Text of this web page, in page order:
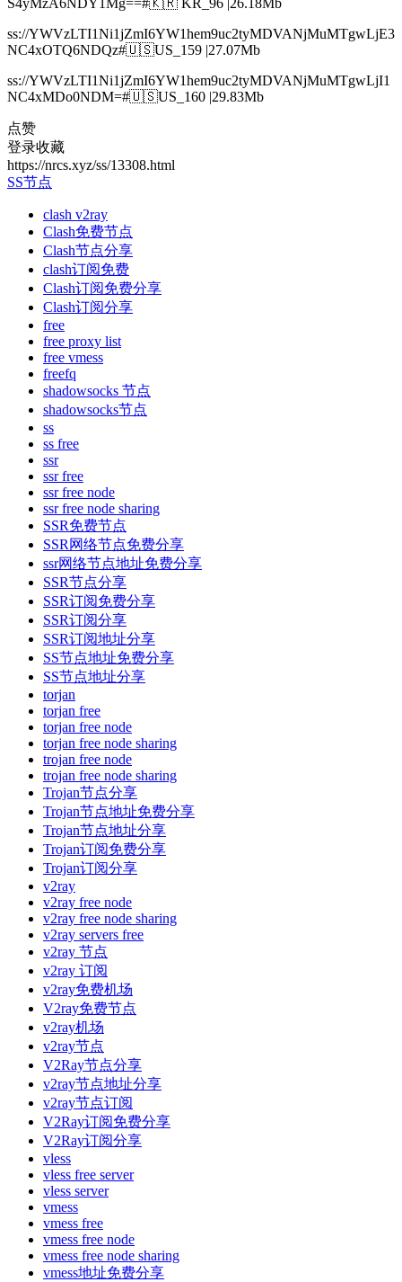
S4yMzA6NDY1Mg==#🇰🇷 KR_96 |26.18Mb
ss://YWVzLTI1Ni1jZmI6YW1hem9uc2tyMDVANjMuMTgwLjE3
NC4xOTQ6NDQz#🇺🇸US_159 |27.07Mb
ss://YWVzLTI1Ni1jZmI6YW1hem9uc2tyMDVANjMuMTgwLjI1
NC4xMDo0NDM=#🇺🇸US_160 |29.83Mb
点赞
登录收藏
https://nrcs.xyz/ss/13308.html
SS节点
clash v2ray
Clash免费节点
Clash节点分享
clash订阅免费
Clash订阅免费分享
Clash订阅分享
free
free proxy list
free vmess
freefq
shadowsocks 节点
shadowsocks节点
ss
ss free
ssr
ssr free
ssr free node
ssr free node sharing
SSR免费节点
SSR网络节点免费分享
ssr网络节点地址免费分享
SSR节点分享
SSR订阅免费分享
SSR订阅分享
SSR订阅地址分享
SS节点地址免费分享
SS节点地址分享
torjan
torjan free
torjan free node
torjan free node sharing
trojan free node
trojan free node sharing
Trojan节点分享
Trojan节点地址免费分享
Trojan节点地址分享
Trojan订阅免费分享
Trojan订阅分享
v2ray
v2ray free node
v2ray free node sharing
v2ray servers free
v2ray 节点
v2ray 订阅
v2ray免费机场
V2ray免费节点
v2ray机场
v2ray节点
V2Ray节点分享
v2ray节点地址分享
v2ray节点订阅
V2Ray订阅免费分享
V2Ray订阅分享
vless
vless free server
vless server
vmess
vmess free
vmess free node
vmess free node sharing
vmess地址免费分享